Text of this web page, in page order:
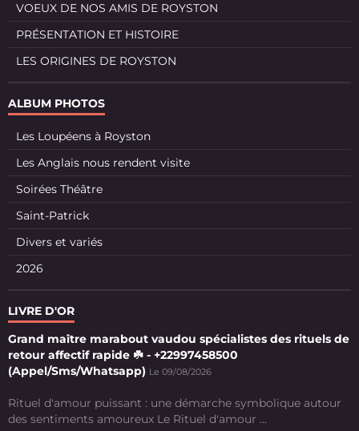
VOEUX DE NOS AMIS DE ROYSTON
PRÉSENTATION ET HISTOIRE
LES ORIGINES DE ROYSTON
ALBUM PHOTOS
Les Loupéens à Royston
Les Anglais nous rendent visite
Soirées Théâtre
Saint-Patrick
Divers et variés
2026
LIVRE D'OR
Grand maître marabout vaudou spécialistes des rituels de
retour affectif rapide ☘️ - +22997458500
(Appel/Sms/Whatsapp) Le 09/08/2026
Rituel d'amour puissant : une démarche symbolique autour
des sentiments amoureux Le Rituel d'amour ...